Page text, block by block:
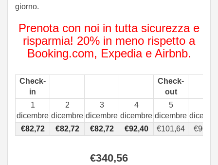
giorno.
Prenota con noi in tutta sicurezza e
risparmia! 20% in meno rispetto a
Booking.com, Expedia e Airbnb.
Check-
in
Check-
out
1
dicembre
2
dicembre
3
dicembre
4
dicembre
5
dicembre
€82,72 €82,72 €82,72 €92,40 €101,64 €90
€340,56